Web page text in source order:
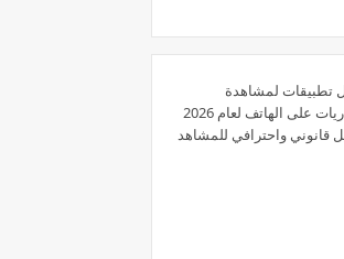
تطبيقات لمشاهدة
المباريات على الهاتف لعام 2026
قانوني واحترافي للمشاهد